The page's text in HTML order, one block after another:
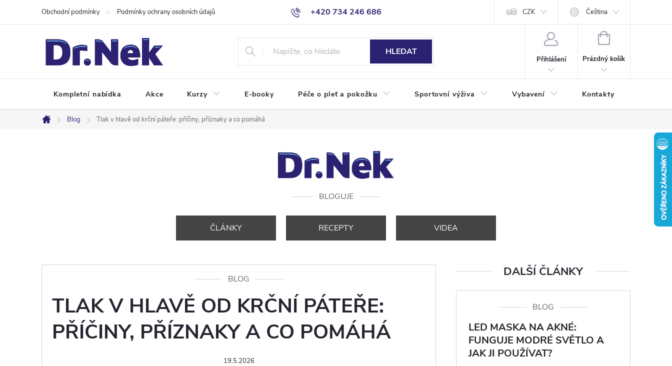
+420 734 246 686
Obchodní podmínky Podmínky ochrany osobních údajů CZK Čeština
HLEDAT
Přihlášení
NÁKUPNÍ
Prázdný košík
Kompletní nabídka Akce Kurzy E-booky Péče o pleť a pokožku Sportovní výživa Vybavení Kontakty
Domů
Blog Tlak v hlavě od krční páteře: příčiny, příznaky a co pomáhá
BLOGUJE
ČLÁNKY RECEPTY VIDEA
BLOG
TLAK V HLAVĚ OD KRČNÍ PÁTEŘE:
PŘÍČINY, PŘÍZNAKY A CO POMÁHÁ
19.5.2026
DALŠÍ ČLÁNKY
BLOG
LED MASKA NA AKNÉ:
FUNGUJE MODRÉ SVĚTLO A
JAK JI POUŽÍVAT?